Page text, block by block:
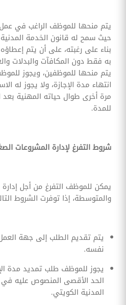
يتم منحها للموظف الراغب في
حيث سمح له قانون الخدمة
بناء على رغبته، على أن يتم
به فقط دون المكافآت والبدلات
يتم منحها للموظفين، ويجوز
انتهاء مدة الإجازة، ولا يجوز له
مرة أخرى طوال حياته المهنية
للمدة.
شروط التفرغ لإدارة المشروعات
يمكن للموظف التفرغ من أجل
والمتوسطة، إذا توفرت الشروط
يتم تقديم الطلب إلى جهة
نفسه.
يجوز للموظف طلب تمديد مدة
الحد الأقصى المنصوص عليه في
المدنية الكويتي.